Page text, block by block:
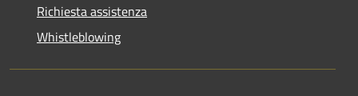
Richiesta assistenza
Whistleblowing